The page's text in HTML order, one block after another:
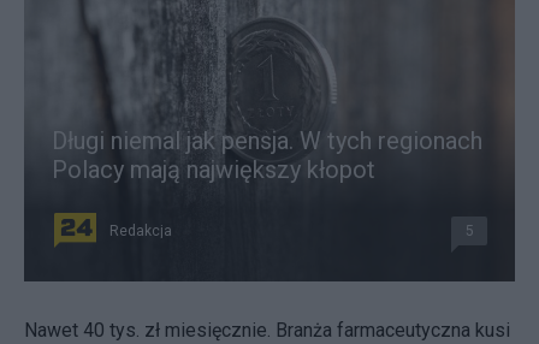
Długi niemal jak pensja. W tych regionach
Polacy mają największy kłopot
Redakcja 5
Nawet 40 tys. zł miesięcznie. Branża farmaceutyczna kusi